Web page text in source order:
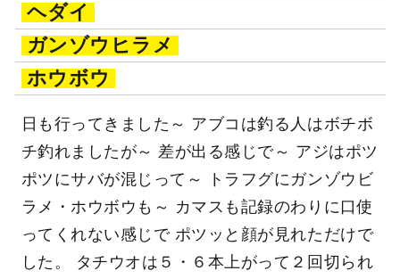
ヘダイ
ガンゾウヒラメ
ホウボウ
日も行ってきました～ アブコは釣る人はボチボ
チ釣れましたが～ 差が出る感じで～ アジはポツ
ポツにサバが混じって～ トラフグにガンゾウビ
ラメ・ホウボウも～ カマスも記録のわりに口使
ってくれない感じで ポツッと顔が見れただけで
した。 タチウオは５・６本上がって２回切られ